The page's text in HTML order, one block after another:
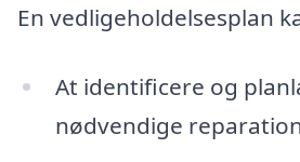
En vedligeholdelsesplan
At identificere og
nødvendige